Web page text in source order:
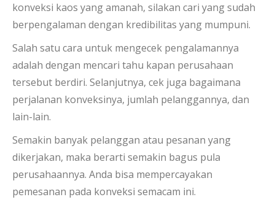
konveksi kaos yang amanah, silakan cari yang sudah
berpengalaman dengan kredibilitas yang mumpuni.
Salah satu cara untuk mengecek pengalamannya
adalah dengan mencari tahu kapan perusahaan
tersebut berdiri. Selanjutnya, cek juga bagaimana
perjalanan konveksinya, jumlah pelanggannya, dan
lain-lain.
Semakin banyak pelanggan atau pesanan yang
dikerjakan, maka berarti semakin bagus pula
perusahaannya. Anda bisa mempercayakan
pemesanan pada konveksi semacam ini.